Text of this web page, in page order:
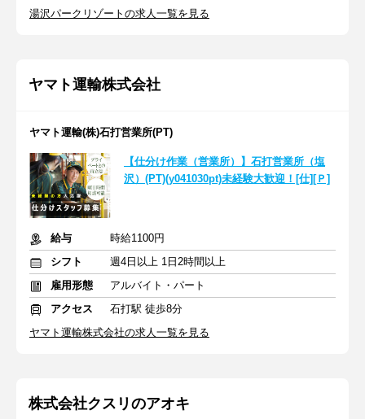
湯沢パークリゾートの求人一覧を見る
ヤマト運輸株式会社
ヤマト運輸(株)石打営業所(PT)
【仕分け作業（営業所）】石打営業所（塩
沢）(PT)(y041030pt)未経験大歓迎！[仕][Ｐ]
給与
時給1100円
シフト
週4日以上 1日2時間以上
雇用形態
アルバイト・パート
アクセス
石打駅 徒歩8分
ヤマト運輸株式会社の求人一覧を見る
株式会社クスリのアオキ